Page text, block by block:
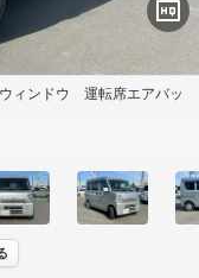
ィンドウ 運転席エアバッ